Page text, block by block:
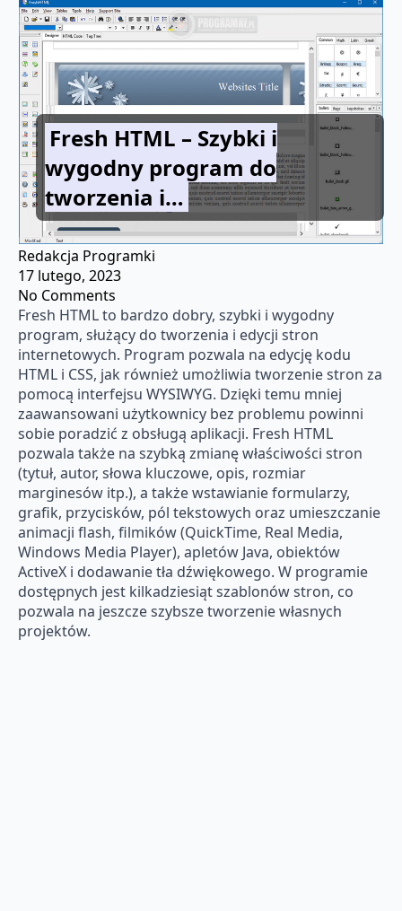
Fresh HTML – Szybki i
wygodny program do
tworzenia i…
Redakcja Programki
17 lutego, 2023
No Comments
Fresh HTML to bardzo dobry, szybki i wygodny
program, służący do tworzenia i edycji stron
internetowych. Program pozwala na edycję kodu
HTML i CSS, jak również umożliwia tworzenie stron za
pomocą interfejsu WYSIWYG. Dzięki temu mniej
zaawansowani użytkownicy bez problemu powinni
sobie poradzić z obsługą aplikacji. Fresh HTML
pozwala także na szybką zmianę właściwości stron
(tytuł, autor, słowa kluczowe, opis, rozmiar
marginesów itp.), a także wstawianie formularzy,
grafik, przycisków, pól tekstowych oraz umieszczanie
animacji flash, filmików (QuickTime, Real Media,
Windows Media Player), apletów Java, obiektów
ActiveX i dodawanie tła dźwiękowego. W programie
dostępnych jest kilkadziesiąt szablonów stron, co
pozwala na jeszcze szybsze tworzenie własnych
projektów.